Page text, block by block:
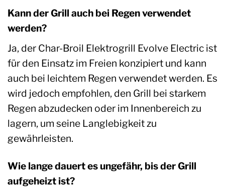
Kann der Grill auch bei Regen verwendet
werden?
Ja, der Char-Broil Elektrogrill Evolve Electric ist
für den Einsatz im Freien konzipiert und kann
auch bei leichtem Regen verwendet werden. Es
wird jedoch empfohlen, den Grill bei starkem
Regen abzudecken oder im Innenbereich zu
lagern, um seine Langlebigkeit zu
gewährleisten.
Wie lange dauert es ungefähr, bis der Grill
aufgeheizt ist?